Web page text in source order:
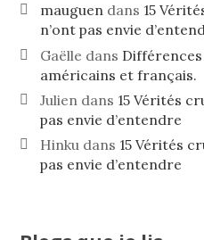
mauguendans 15
n’ont pas envie
Gaëlle dans
américains et français.
Julien dans 15 Vérités
pas envie d’entendre
Hinkudans 15 Vérités
pas envie d’entendre